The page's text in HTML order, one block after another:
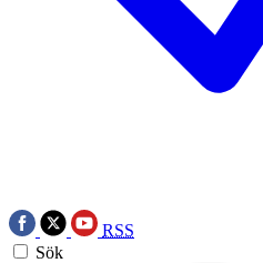
RSS
Sök